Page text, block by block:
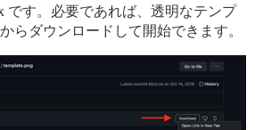
です。必要であれば、透明なテンプ
からダウンロードして開始できます。